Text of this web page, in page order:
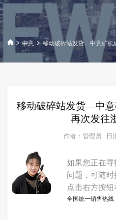
中意 移动破碎站发货—中意矿机
移动破碎站发货—中
再次发往
作者：管理员 日
如果您正在
问题，可随
点击右方按钮
全国统一销售热线